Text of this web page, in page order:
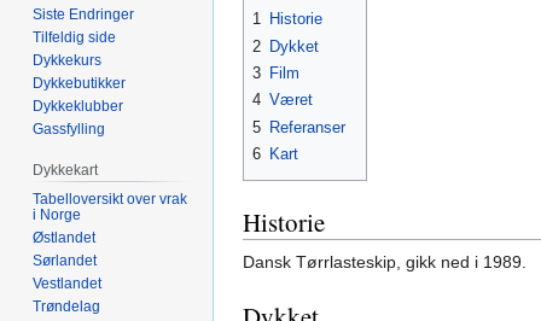
1 Historie
2 Dykket
3 Film
4 Været
5 Referanser
6 Kart
Historie
Dansk Tørrlasteskip, gikk ned i 1989.
Siste Endringer
Tilfeldig side
Dykkekurs
Dykkebutikker
Dykkeklubber
Gassfylling
Dykkekart
Tabelloversikt over vrak
i Norge
Østlandet
Sørlandet
Vestlandet
Trøndelag